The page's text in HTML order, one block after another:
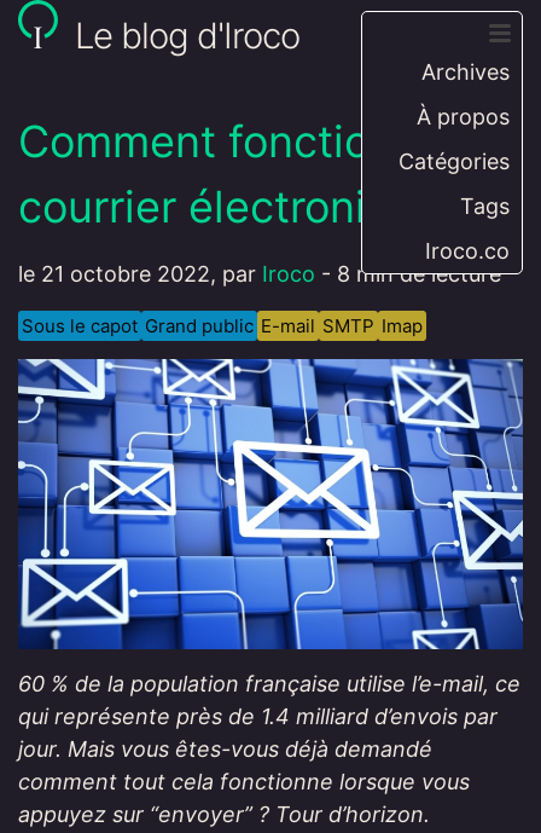
Le blog d'Iroco
Archives
À propos
Catégories
Tags
Iroco.co
Comment fonctionne le
courrier électronique ?
le 21 octobre 2022, par Iroco - 8 min de lecture
Sous le capot Grand public E-mail SMTP Imap
60 % de la population française utilise l’e-mail, ce
qui représente près de 1.4 milliard d’envois par
jour. Mais vous êtes-vous déjà demandé
comment tout cela fonctionne lorsque vous
appuyez sur “envoyer” ? Tour d’horizon.